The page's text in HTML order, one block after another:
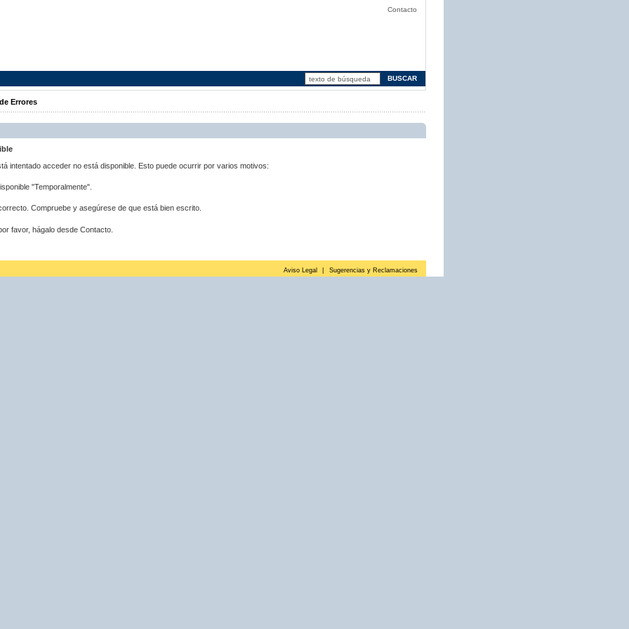
Contacto
Errores
intentado acceder no está disponible. Esto puede ocurrir por varios motivos:
"Temporalmente".
Compruebe y asegúrese de que está bien escrito.
favor, hágalo desde Contacto.
Aviso Legal Sugerencias y Reclamaciones